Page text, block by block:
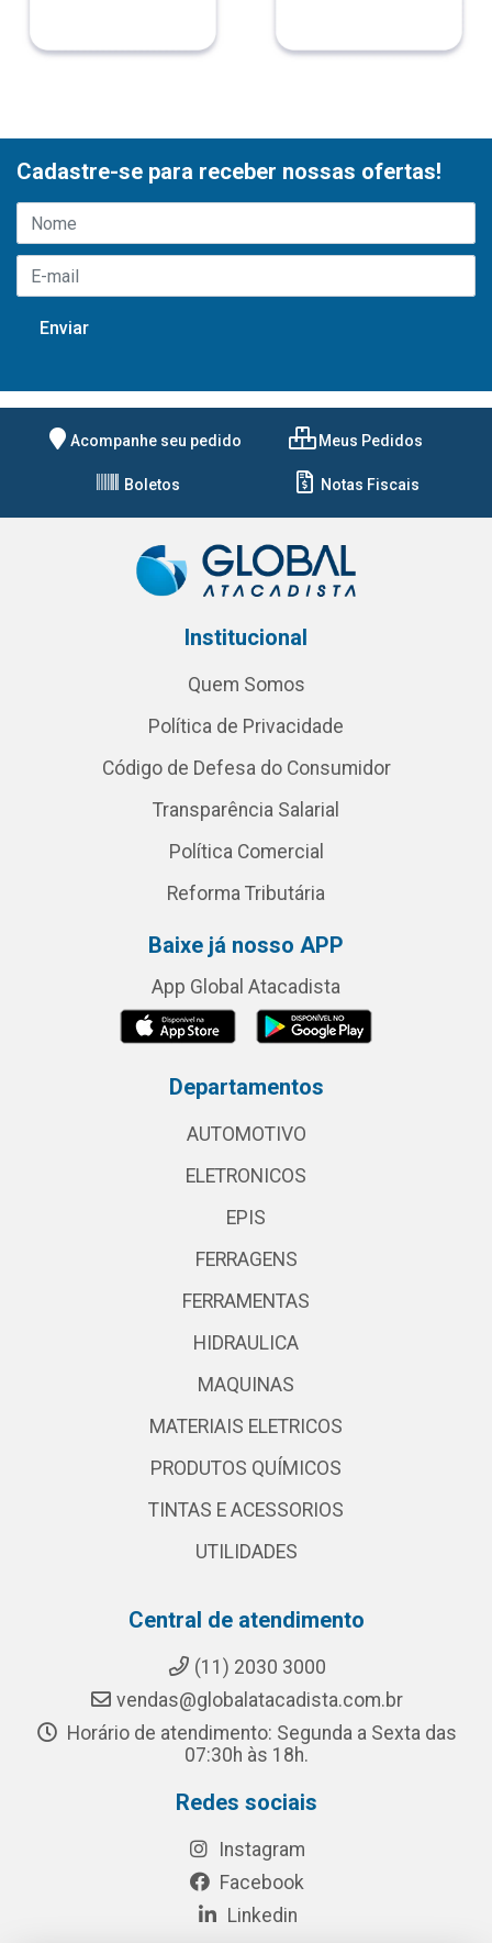
Cadastre-se para receber nossas ofertas!
Acompanhe seu pedido Meus Pedidos
Boletos Notas Fiscais
Institucional
Quem Somos
Política de Privacidade
Código de Defesa do Consumidor
Transparência Salarial
Política Comercial
Reforma Tributária
Baixe já nosso APP
App Global Atacadista
Departamentos
AUTOMOTIVO
ELETRONICOS
EPIS
FERRAGENS
FERRAMENTAS
HIDRAULICA
MAQUINAS
MATERIAIS ELETRICOS
PRODUTOS QUÍMICOS
TINTAS E ACESSORIOS
UTILIDADES
Central de atendimento
(11) 2030 3000
vendas@globalatacadista.com.br
Horário de atendimento: Segunda a Sexta das
07:30h às 18h.
Redes sociais
Instagram
Facebook
Linkedin